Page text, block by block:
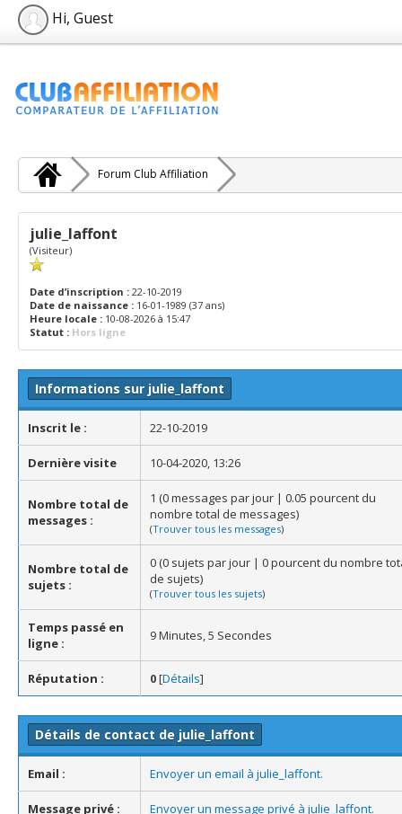
Hi, Guest
Forum Club Affiliation
julie_laffont
(Visiteur)
Date d’inscription : 22-10-2019
Date de naissance : 16-01-1989 (37 ans)
Heure locale : 10-08-2026 à 15:47
Statut : Hors ligne
Informations sur julie_laffont
Inscrit le : 22-10-2019
Dernière visite 10-04-2020, 13:26
Nombre total de
messages :
1 (0 messages par jour | 0.05 pourcent du
nombre total de messages)
(Trouver tous les messages)
Nombre total de
sujets :
0 (0 sujets par jour | 0 pourcent du nombre
de sujets)
(Trouver tous les sujets)
Temps passé en
ligne :
9 Minutes, 5 Secondes
Réputation : 0[Détails]
Détails de contact de julie_laffont
Email : Envoyer un email à julie_laffont.
Message privé : Envoyer un message privé à julie_laffont.